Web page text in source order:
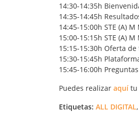
14:30-14:35h
14:35-14:45h
14:45-15:00h STE (A)
15:00-15:15h STE (A)
15:15-15:30h Oferta de
15:30-15:45h
15:45-16:00h
Puedes realizar aquítu
Etiquetas: ALL DIGITAL,